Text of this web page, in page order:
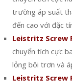
trường áp suất
đến cao với đặc
Leistritz Screw
chuyển tích cực
lỏng bôi trơn và
Leistritz Screw